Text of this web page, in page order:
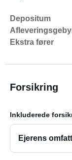
Depositum
Ekstra fører
Forsikring
Inkluderede
Ejerens